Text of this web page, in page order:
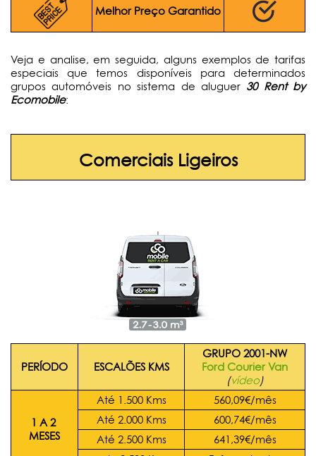
Melhor Preço Garantido
Veja e analise, em seguida, alguns exemplos de tarifas
especiais que temos disponíveis para determinados
grupos automóveis no sistema de aluguer 30 Rent by
Ecomobile:
Comerciais Ligeiros
PERÍODO ESCALÕES KMS
GRUPO 2001-NW
Ford Courier Van
(vídeo)
1 A 2
MESES
Até 1.500 Kms
560,09€/mês
Até 2.000 Kms
600,74€/mês
Até 2.500 Kms
641,39€/mês